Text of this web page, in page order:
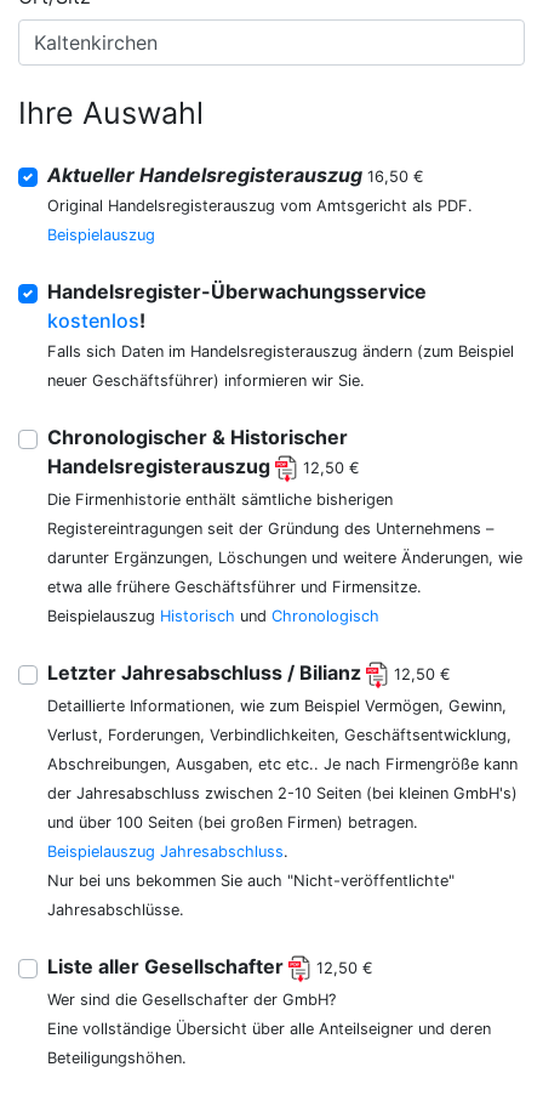
Ihre Auswahl
Aktueller Handelsregisterauszug 16,50 €
Original Handelsregisterauszug vom Amtsgericht als PDF.
Beispielauszug
Handelsregister-Überwachungsservice
kostenlos!
Falls sich Daten im Handelsregisterauszug ändern (zum Beispiel
neuer Geschäftsführer) informieren wir Sie.
Chronologischer & Historischer
Handelsregisterauszug
12,50 €
Die Firmenhistorie enthält sämtliche bisherigen
Registereintragungen seit der Gründung des Unternehmens –
darunter Ergänzungen, Löschungen und weitere Änderungen, wie
etwa alle frühere Geschäftsführer und Firmensitze.
Beispielauszug Historisch und Chronologisch
Letzter Jahresabschluss / Bilianz
12,50 €
Detaillierte Informationen, wie zum Beispiel Vermögen, Gewinn,
Verlust, Forderungen, Verbindlichkeiten, Geschäftsentwicklung,
Abschreibungen, Ausgaben, etc etc.. Je nach Firmengröße kann
der Jahresabschluss zwischen 2-10 Seiten (bei kleinen GmbH's)
und über 100 Seiten (bei großen Firmen) betragen.
Beispielauszug Jahresabschluss.
Nur bei uns bekommen Sie auch "Nicht-veröffentlichte"
Jahresabschlüsse.
Liste aller Gesellschafter
12,50 €
Wer sind die Gesellschafter der GmbH?
Eine vollständige Übersicht über alle Anteilseigner und deren
Beteiligungshöhen.